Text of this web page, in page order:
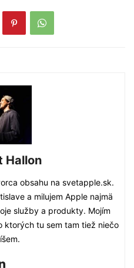
Hallon
obsahu na svetapple.sk.
a milujem Apple najmä
služby a produkty. Mojím
ktorých tu sem tam tiež niečo